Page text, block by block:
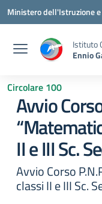
Vai ai contenuti
Vai al menu di navigazione
Vai al footer
Ministero dell'Istruzione
Istituto
Ennio
Circolare 100
Avvio
II e III Sc.
Avvio Corso
classi II e III Sc.